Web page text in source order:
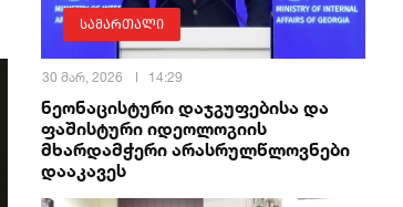
სამართალი
30 მარ, 2026 14:29
ნეონაცისტური დაჯგუფებისა და
ფაშისტური იდეოლოგიის
მხარდამჭერი არასრულწლოვნები
დააკავეს